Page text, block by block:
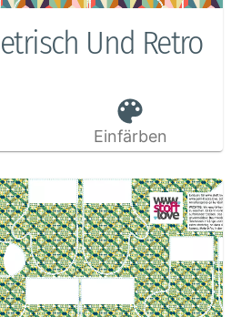
Und Retro
Einfärben